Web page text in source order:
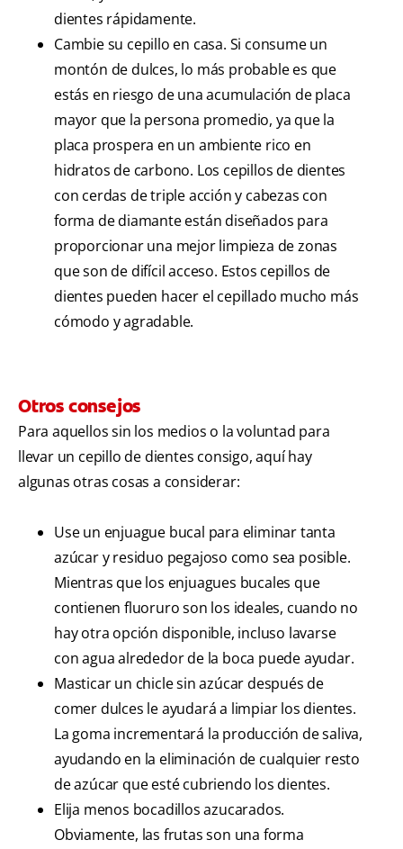
dientes rápidamente.
Cambie su cepillo en casa. Si consume un
montón de dulces, lo más probable es que
estás en riesgo de una acumulación de placa
mayor que la persona promedio, ya que la
placa prospera en un ambiente rico en
hidratos de carbono. Los cepillos de dientes
con cerdas de triple acción y cabezas con
forma de diamante están diseñados para
proporcionar una mejor limpieza de zonas
que son de difícil acceso. Estos cepillos de
dientes pueden hacer el cepillado mucho más
cómodo y agradable.
Otros consejos
Para aquellos sin los medios o la voluntad para
llevar un cepillo de dientes consigo, aquí hay
algunas otras cosas a considerar:
Use un enjuague bucal para eliminar tanta
azúcar y residuo pegajoso como sea posible.
Mientras que los enjuagues bucales que
contienen fluoruro son los ideales, cuando no
hay otra opción disponible, incluso lavarse
con agua alrededor de la boca puede ayudar.
Masticar un chicle sin azúcar después de
comer dulces le ayudará a limpiar los dientes.
La goma incrementará la producción de saliva,
ayudando en la eliminación de cualquier resto
de azúcar que esté cubriendo los dientes.
Elija menos bocadillos azucarados.
Obviamente, las frutas son una forma